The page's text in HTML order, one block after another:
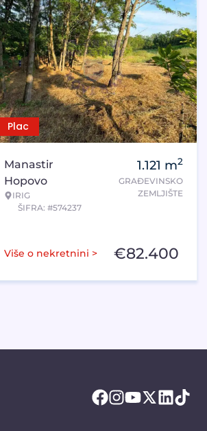
Plac
Manastir
Hopovo
IRIG
ŠIFRA: #574237
1.121 m2
GRAĐEVINSKO
ZEMLJIŠTE
Više o nekretnini > €82.400